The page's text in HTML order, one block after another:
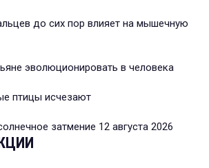
до сих пор влияет на мышечную
эволюционировать в человека
птицы исчезают
затмение 12 августа 2026